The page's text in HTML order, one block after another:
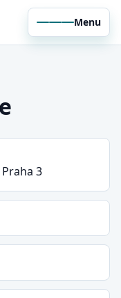
Menu
3